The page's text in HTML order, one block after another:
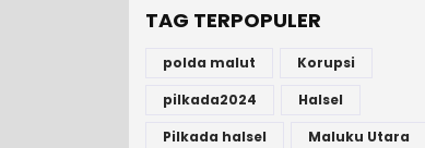
TAG TERPOPULER
polda malut
Korupsi
pilkada2024
Halsel
Pilkada halsel
Maluku Utara